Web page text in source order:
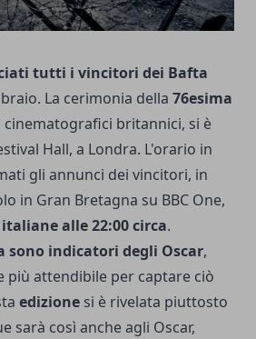
tutti i vincitori dei Bafta
La cerimonia della 76esima
cinematografici britannici, si è
Hall, a Londra. L'orario in
gli annunci dei vincitori, in
in Gran Bretagna su BBC One,
alle 22:00 circa.
sono indicatori degli Oscar,
più attendibile per captare ciò
edizione si è rivelata piuttosto
sarà così anche agli Oscar,